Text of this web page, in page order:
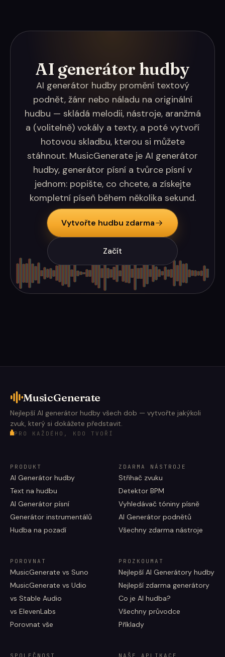
AI generátor hudby
AI generátor hudby promění textový
podnět, žánr nebo náladu na originální
hudbu — skládá melodii, nástroje, aranžmá
a (volitelně) vokály a texty, a poté vytvoří
hotovou skladbu, kterou si můžete
stáhnout. MusicGenerate je AI generátor
hudby, generátor písní a tvůrce písní v
jednom: popište, co chcete, a získejte
kompletní píseň během několika sekund.
Vytvořte hudbu zdarma
Začít
MusicGenerate
Nejlepší AI generátor hudby všech dob — vytvořte jakýkoli
zvuk, který si dokážete představit.
PRO KAŽDÉHO, KDO TVOŘÍ
PRODUKT
AI Generátor hudby
Text na hudbu
AI Generátor písní
Generátor instrumentálů
Hudba na pozadí
ZDARMA NÁSTROJE
Střihač zvuku
Detektor BPM
Vyhledávač tóniny písně
AI Generátor podnětů
Všechny zdarma nástroje
POROVNAT
MusicGenerate vs Suno
MusicGenerate vs Udio
vs Stable Audio
vs ElevenLabs
Porovnat vše
PROZKOUMAT
Nejlepší AI Generátory hudby
Nejlepší zdarma generátory
Co je AI hudba?
Všechny průvodce
Příklady
SPOLEČNOST NAŠE APLIKACE